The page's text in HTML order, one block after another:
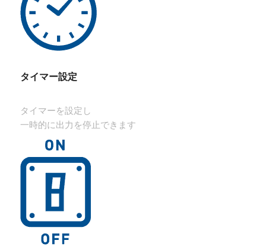
タイマー設定
タイマーを設定し
一時的に出力を停止できます